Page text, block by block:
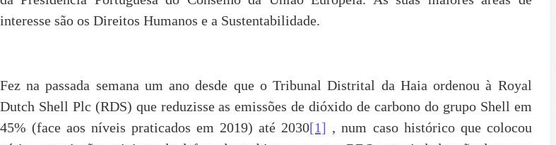
interesse são os Direitos Humanos e a Sustentabilidade.
Fez na passada semana um ano desde que o Tribunal Distrital da Haia ordenou à Royal
Dutch Shell Plc (RDS) que reduzisse as emissões de dióxido de carbono do grupo Shell em
45% (face aos níveis praticados em 2019) até 2030[1] , num caso histórico que colocou